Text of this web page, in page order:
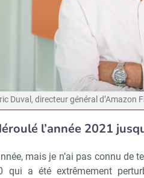
Duval, directeur général d’Amazon
l’année 2021
mais je n’ai pas connu de
qui a été extrêmement